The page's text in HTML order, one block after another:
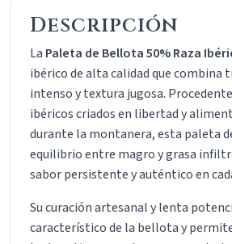
Descripción
La Paleta de Bellota 50% Raza
ibérico de alta calidad que combina
intenso y textura jugosa.
ibéricos criados en libertad y
durante la montanera, esta paleta
equilibrio entre magro y grasa
sabor persistente y auténtico en
Su curación artesanal y lenta
característico de la bellota y